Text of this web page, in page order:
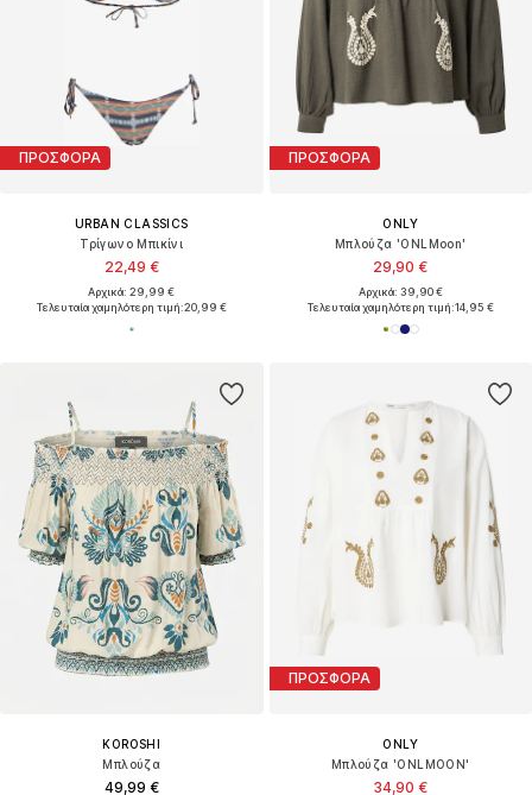
ΠΡΟΣΦΟΡΑ
URBAN CLASSICS
Τρίγωνο Μπικίνι
22,49 €
Αρχικά: 29,99 €
Τελευταία χαμηλότερη τιμή:20,99 €
ΠΡΟΣΦΟΡΑ
ONLY
Μπλούζα 'ONLMoon'
29,90 €
Αρχικά: 39,90 €
Τελευταία χαμηλότερη τιμή:14,95 €
KOROSHI
Μπλούζα
49,99 €
ΠΡΟΣΦΟΡΑ
ONLY
Μπλούζα 'ONLMOON'
34,90 €